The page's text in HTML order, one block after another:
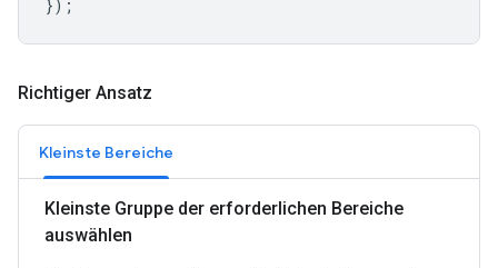
});
Richtiger Ansatz
Kleinste Bereiche
Kleinste Gruppe der erforderlichen Bereiche
auswählen